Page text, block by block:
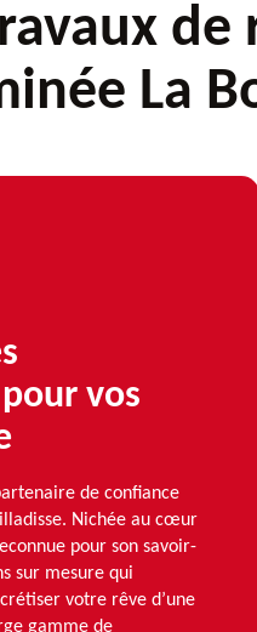
de
La
vos
de confiance
Nichée au cœur
pour son savoir-
sur mesure qui
votre rêve d’une
gamme de